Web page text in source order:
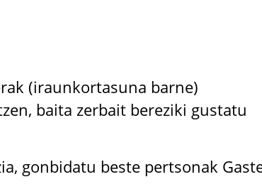
(iraunkortasuna barne)
baita zerbait bereziki gustatu
gonbidatu beste pertsonak